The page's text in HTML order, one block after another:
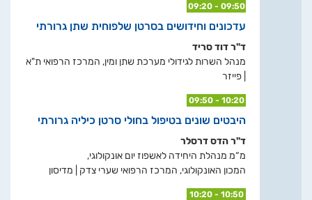
09:20 - 09:50
עדכונים וחידושים בסרטן שלפוחית שתן גרורתי
ד"ר דוד סריד
מנהל השרות לגידולי מערכת שתן ומין, המרכז הרפואי ת"א
| פייזר
09:50 - 10:20
היבטים שונים בטיפול בחולי סרטן כיליה גרורתי
ד"ר הדס דרסלר
מ“מ מנהלת היחידה לאשפוז יום אונקולוגי,
המכון האונקולוגי, המרכז הרפואי שערי צדק | מדיסון
10:20 - 10:50